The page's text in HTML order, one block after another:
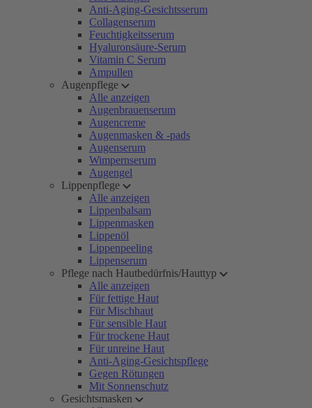
Anti-Aging-Gesichtsserum
Collagenserum
Feuchtigkeitsserum
Hyaluronsäure-Serum
Vitamin C Serum
Ampullen
Augenpflege
Alle anzeigen
Augenbrauenserum
Augencreme
Augenmasken & -pads
Augenserum
Wimpernserum
Augengel
Lippenpflege
Alle anzeigen
Lippenbalsam
Lippenmasken
Lippenöl
Lippenpeeling
Lippenserum
Pflege nach Hautbedürfnis/Hauttyp
Alle anzeigen
Für fettige Haut
Für Mischhaut
Für sensible Haut
Für trockene Haut
Für unreine Haut
Anti-Aging-Gesichtspflege
Gegen Rötungen
Mit Sonnenschutz
Gesichtsmasken